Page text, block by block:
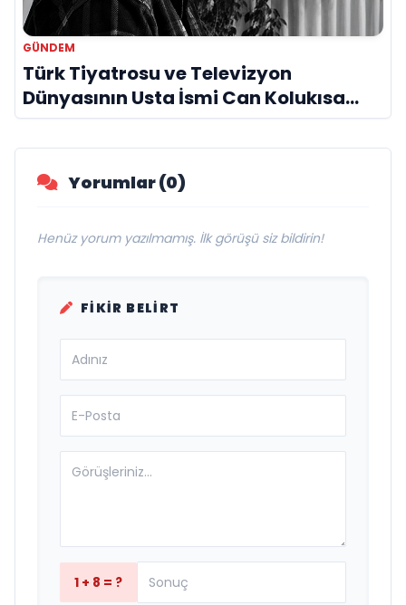
GÜNDEM
Türk Tiyatrosu ve Televizyon
Dünyasının Usta İsmi Can Kolukısa
Hayatını Kaybetti
Yorumlar (0)
Henüz yorum yazılmamış. İlk görüşü siz bildirin!
FIKIR BELIRT
1 + 8 = ?